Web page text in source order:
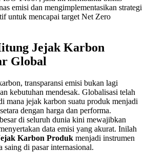
emisi dan mengimplementasikan strategi
untuk mencapai target Net Zero
Jejak Karbon
Global
transparansi emisi bukan lagi
kebutuhan mendesak. Globalisasi telah
mana jejak karbon suatu produk menjadi
dengan harga dan performa.
di seluruh dunia kini mewajibkan
data emisi yang akurat. Inilah
Karbon Produk menjadi instrumen
saing di pasar internasional.